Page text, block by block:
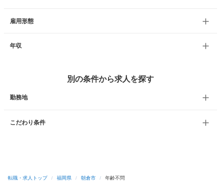
雇用形態
年収
別の条件から求人を探す
勤務地
こだわり条件
転職・求人トップ / 福岡県 / 朝倉市 / 年齢不問